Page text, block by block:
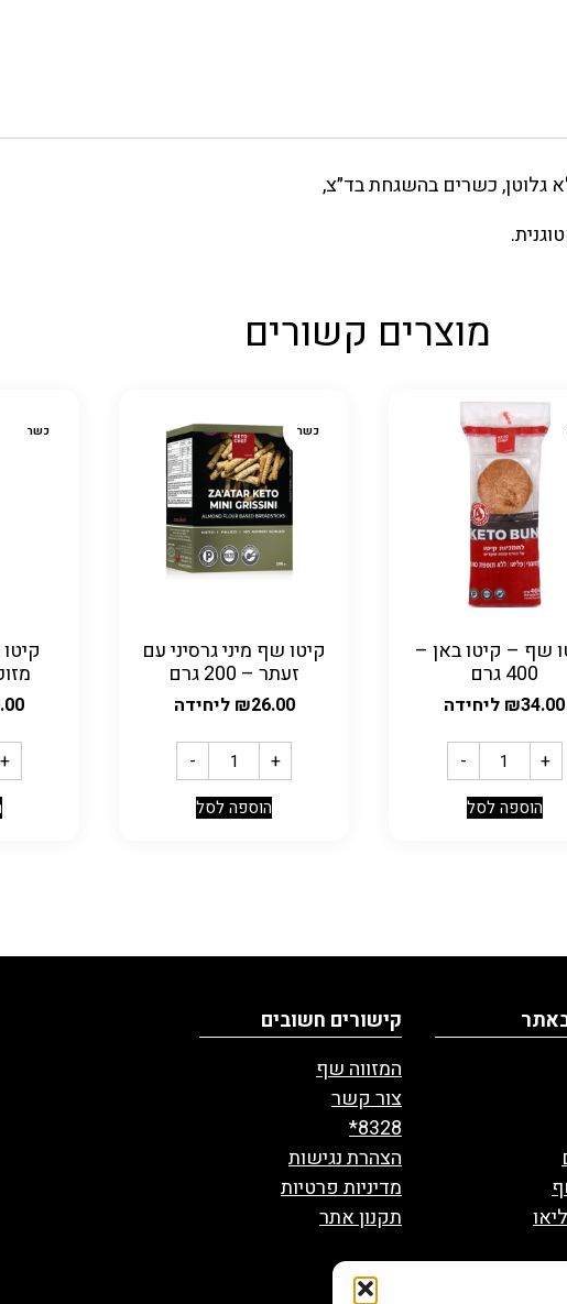
גלוטן, כשרים בהשגחת בד״צ,
מוצרים קשורים
שף – קיטו באן –
400 גרם
₪34.00 ליחידה
- +
הוספה לסל
קיטו שף מיני גרסיני עם
זעתר – 200 גרם
₪26.00 ליחידה
כשר
- +
הוספה לסל
מזוכך
כשר
+
קישורים חשובים
המזווה שף
צור קשר
8328*
הצהרת נגישות
מדיניות פרטיות
תקנון אתר